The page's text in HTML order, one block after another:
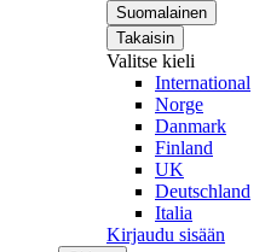
Suomalainen
Takaisin
Valitse kieli
International
Norge
Danmark
Finland
UK
Deutschland
Italia
Kirjaudu sisään